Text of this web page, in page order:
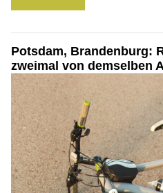
Potsdam, Brandenburg:
zweimal von demselben